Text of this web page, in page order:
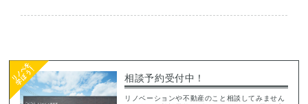
相談予約受付中！
リノベーションや不動産のこと相談してみません